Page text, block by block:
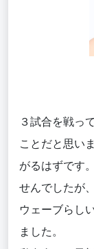
３試合を戦っ
ことだと思い
がるはずです
せんでしたが
ウェーブらし
ました。